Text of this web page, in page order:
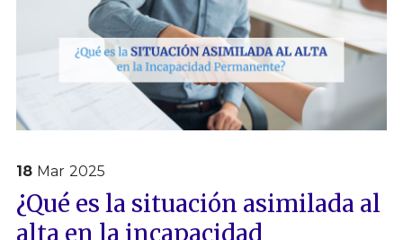
18 Mar 2025
¿Qué es la situación asimilada al
alta en la incapacidad